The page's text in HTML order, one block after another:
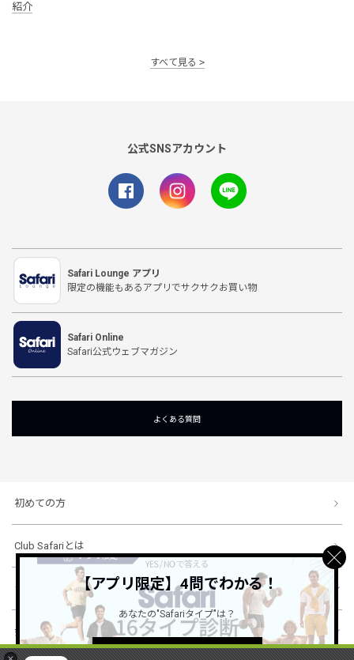
紹介
すべて見る
公式SNSアカウント
Safari Lounge アプリ
限定の機能もあるアプリでサクサクお買い物
Safari Online
Safari公式ウェブマガジン
よくある質問
初めての方
Club Safariとは
ショッピングガイド
会社概要・規約
【アプリ限定】4問でわかる！
あなたの"Safariタイプ"は？
詳しくはこちら ＞